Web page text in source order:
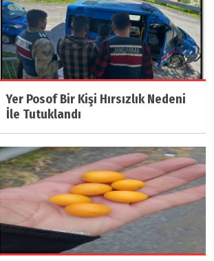
Yer Posof Bir Kişi Hırsızlık Nedeni
İle Tutuklandı